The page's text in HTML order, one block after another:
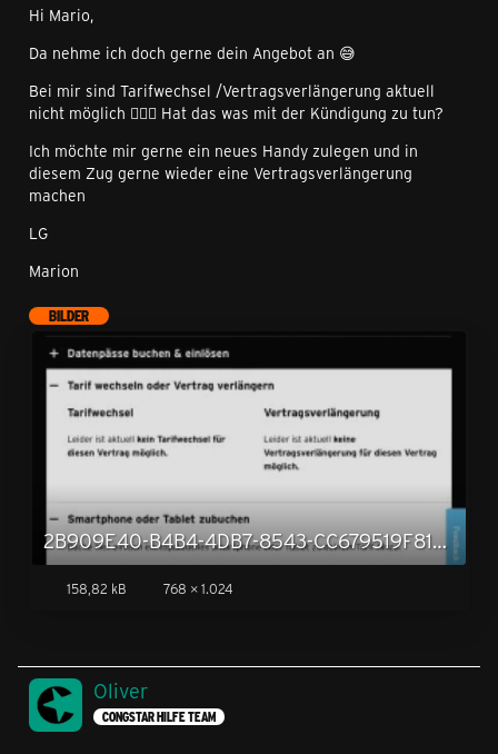
Hi Mario,
Da nehme ich doch gerne dein Angebot an 😅
Bei mir sind Tarifwechsel /Vertragsverlängerung aktuell
nicht möglich 🤷🏻‍♀️ Hat das was mit der Kündigung zu tun?
Ich möchte mir gerne ein neues Handy zulegen und in
diesem Zug gerne wieder eine Vertragsverlängerung
machen
LG
Marion
BILDER
2B909E40-B4B4-4DB7-8543-CC679519F81B.png
158,82 kB 768 × 1.024
Oliver
CONGSTAR HILFE TEAM